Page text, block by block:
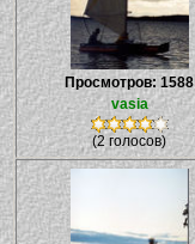
Просмотров: 1588
vasia
(2 голосов)